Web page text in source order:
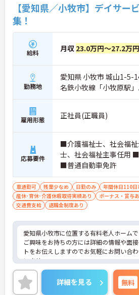
【愛知県／小牧市】デイサー
集！
給料 月収 23.0万円～27.2万円
勤務地
愛知県 小牧市 城山1-5-
名鉄小牧線「小牧原駅
雇用形態 正社員(正職員)
応募要件
■介護福祉士、社会福
士、社会福祉主事任用
■普通自動車免許
車通勤可 残業少なめ 日勤のみ
年間休日110日
産休･育休･介護休暇取得実績あり
ボーナス・賞与
交通費支給
退職金制度あり
愛知県小牧市に位置する有料老人ホームで
ご興味をお持ちの方には詳細の情報や面
トをお伝えしますのでお気軽にお問い合
いませ。
詳細を見る 無料